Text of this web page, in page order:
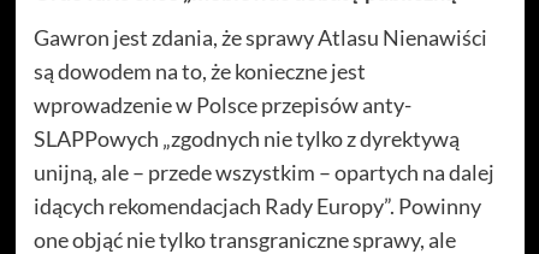
Gawron jest zdania, że sprawy Atlasu Nienawiści
są dowodem na to, że konieczne jest
wprowadzenie w Polsce przepisów anty-
SLAPPowych „zgodnych nie tylko z dyrektywą
unijną, ale – przede wszystkim – opartych na dalej
idących rekomendacjach Rady Europy”. Powinny
one objąć nie tylko transgraniczne sprawy, ale